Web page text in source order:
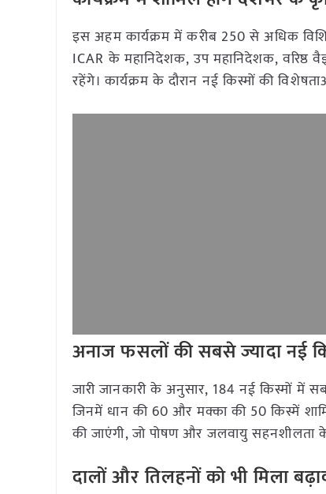
इस अहम कार्यक्रम में करीब 250 से अधिक
ICAR के महानिदेशक, उप महानिदेशक, वरिष्ठ
रहेंगे। कार्यक्रम के दौरान नई किस्मों की
अनाज फसलों की सबसे ज्यादा नई
जारी जानकारी के अनुसार, 184 नई किस्मों
जिनमें धान की 60 और मक्का की 50 किस्में
की जाएंगी, जो पोषण और जलवायु सहनशीलता
दालों और तिलहनों को भी मिला